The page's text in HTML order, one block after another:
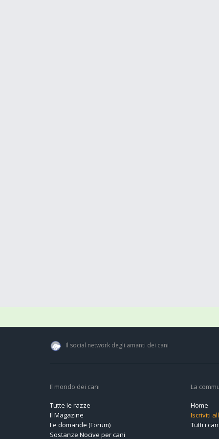
Il social network degli amanti dei cani
Il mondo dei cani
Tutte le razze
Il Magazine
Le domande (Forum)
Sostanze Nocive per cani
La
Home
Iscriviti
Tutti i